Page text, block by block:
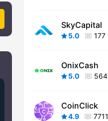
SkyCapital
5.0 177
OnixCash
5.0 564
CoinClick
4.9 7711